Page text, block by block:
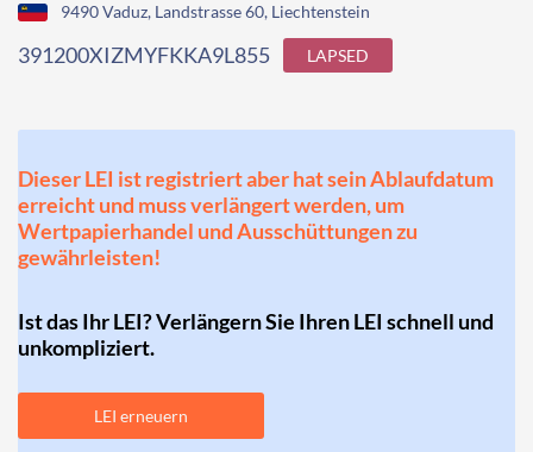
9490 Vaduz, Landstrasse 60, Liechtenstein
391200XIZMYFKKA9L855 LAPSED
Dieser LEI ist registriert aber hat sein Ablaufdatum
erreicht und muss verlängert werden, um
Wertpapierhandel und Ausschüttungen zu
gewährleisten!
Ist das Ihr LEI? Verlängern Sie Ihren LEI schnell und
unkompliziert.
LEI erneuern